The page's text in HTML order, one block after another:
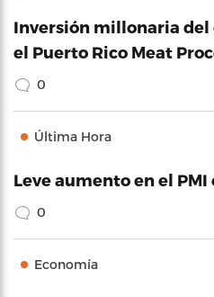
Inversión millonaria del
el Puerto Rico Meat
0
Última Hora
Leve aumento en el PMI
0
Economía